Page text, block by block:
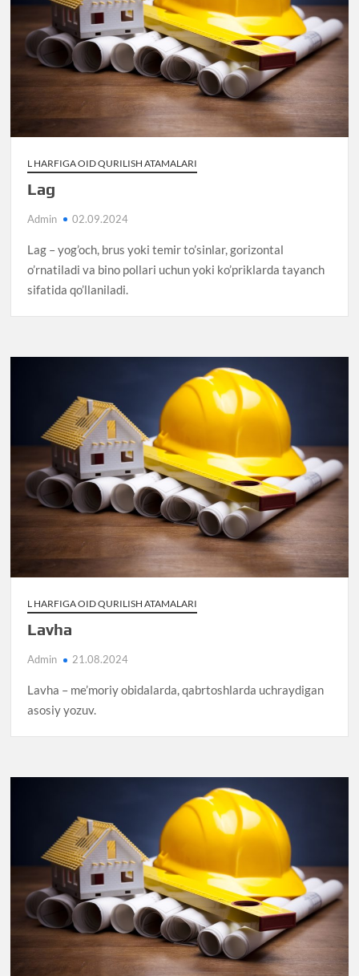
L HARFIGA OID QURILISH ATAMALARI
Lag
Admin 02.09.2024
Lag – yog’och, brus yoki temir to’sinlar, gorizontal
o’rnatiladi va bino pollari uchun yoki ko’priklarda tayanch
sifatida qo’llaniladi.
L HARFIGA OID QURILISH ATAMALARI
Lavha
Admin 21.08.2024
Lavha – me’moriy obidalarda, qabrtoshlarda uchraydigan
asosiy yozuv.